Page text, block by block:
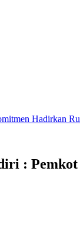
Hadirkan
: